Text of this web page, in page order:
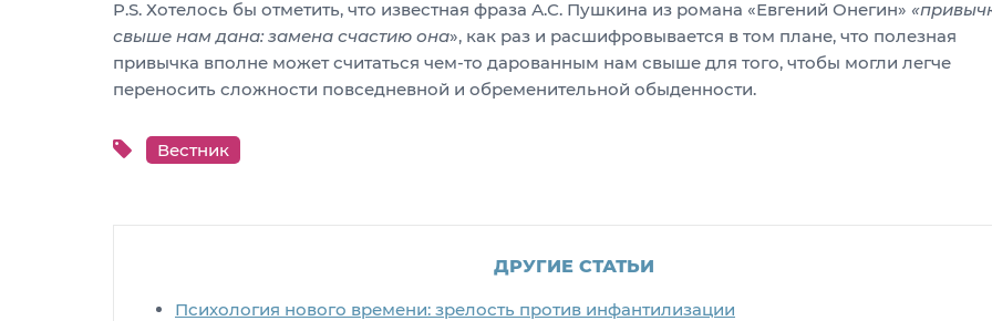
P.S. Хотелось бы отметить, что известная фраза А.С. Пушкина из романа «Евгений Онегин»
свыше нам дана: замена счастию она», как раз и расшифровывается в том плане, что полезная
привычка вполне может считаться чем-то дарованным нам свыше для того, чтобы могли легче
переносить сложности повседневной и обременительной обыденности.
Вестник
ДРУГИЕ СТАТЬИ
Психология нового времени: зрелость против инфантилизации